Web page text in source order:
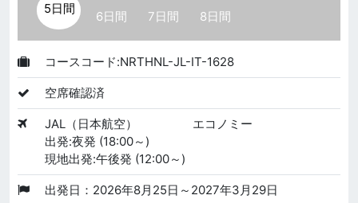
5日間
6日間 7日間 8日間
コースコード:NRTHNL-JL-IT-1628
空席確認済
JAL（日本航空）
エコノミー
出発:夜発 (18:00～)
現地出発:午後発 (12:00～)
出発日：2026年8月25日～2027年3月29日